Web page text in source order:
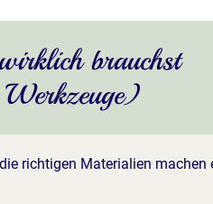
brauchst
richtigen Materialien machen